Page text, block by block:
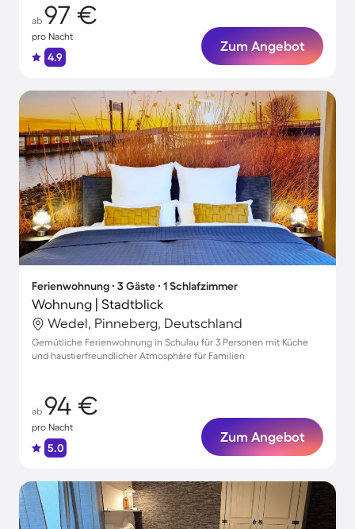
ab 97 €
pro Nacht
4.9
Zum Angebot
Ferienwohnung ∙ 3 Gäste ∙ 1 Schlafzimmer
Wohnung | Stadtblick
Wedel, Pinneberg, Deutschland
Gemütliche Ferienwohnung in Schulau für 3 Personen mit Küche
und haustierfreundlicher Atmosphäre für Familien
ab 94 €
pro Nacht
5.0
Zum Angebot